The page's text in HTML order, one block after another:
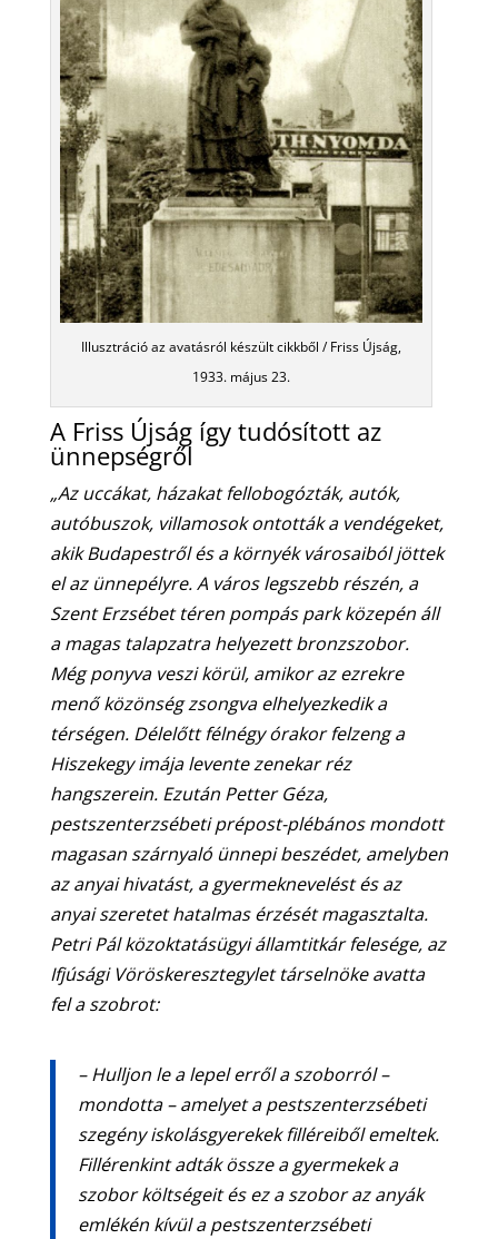
Illusztráció az avatásról készült cikkből / Friss Újság,
1933. május 23.
A Friss Újság így tudósított az
ünnepségről
„Az uccákat, házakat fellobogózták, autók,
autóbuszok, villamosok ontották a vendégeket,
akik Budapestről és a környék városaiból jöttek
el az ünnepélyre. A város legszebb részén, a
Szent Erzsébet téren pompás park közepén áll
a magas talapzatra helyezett bronzszobor.
Még ponyva veszi körül, amikor az ezrekre
menő közönség zsongva elhelyezkedik a
térségen. Délelőtt félnégy órakor felzeng a
Hiszekegy imája levente zenekar réz
hangszerein. Ezután Petter Géza,
pestszenterzsébeti prépost-plébános mondott
magasan szárnyaló ünnepi beszédet, amelyben
az anyai hivatást, a gyermeknevelést és az
anyai szeretet hatalmas érzését magasztalta.
Petri Pál közoktatásügyi államtitkár felesége, az
Ifjúsági Vöröskeresztegylet társelnöke avatta
fel a szobrot:
– Hulljon le a lepel erről a szoborról –
mondotta – amelyet a pestszenterzsébeti
szegény iskolásgyerekek filléreiből emeltek.
Fillérenkint adták össze a gyermekek a
szobor költségeit és ez a szobor az anyák
emlékén kívül a pestszenterzsébeti